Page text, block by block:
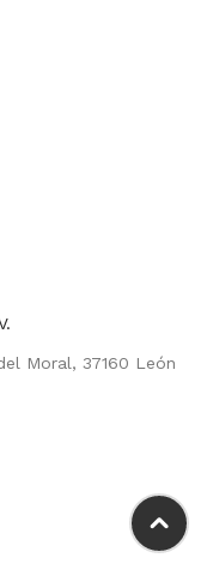
Moral, 37160 León